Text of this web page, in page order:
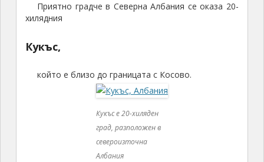
Приятно градче в Северна Албания се оказа 20-
хилядния
Кукъс,
който е близо до границата с Косово.
Кукъс е 20-хиляден
град, разположен в
североизточна
Албания